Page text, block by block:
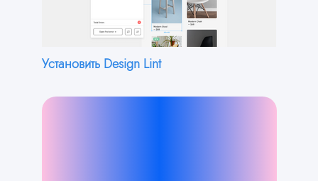
Установить Design Lint